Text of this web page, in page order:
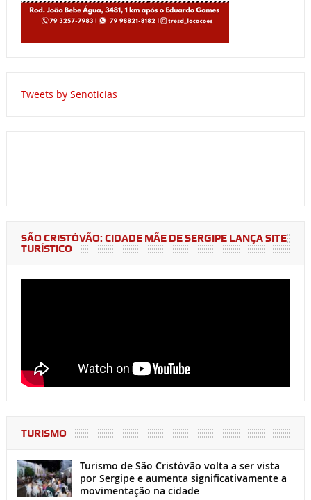
Tweets by Senoticias
SÃO CRISTÓVÃO: CIDADE MÃE DE SERGIPE LANÇA SITE
TURÍSTICO
TURISMO
Turismo de São Cristóvão volta a ser vista
por Sergipe e aumenta significativamente a
movimentação na cidade